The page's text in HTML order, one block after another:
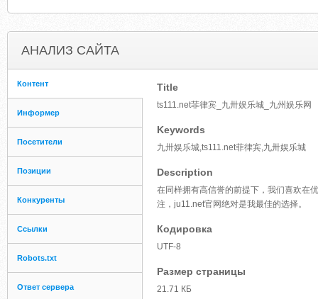
АНАЛИЗ САЙТА
Контент
Информер
Посетители
Позиции
Конкуренты
Ссылки
Robots.txt
Ответ сервера
Title
ts111.net菲律宾_九卅娱乐城_九州娱乐网
Keywords
九卅娱乐城,ts111.net菲律宾,九卅娱乐城
Description
在同样拥有高信誉的前提下，我们喜欢在
注，ju11.net官网绝对是我最佳的选择。
Кодировка
UTF-8
Размер страницы
21.71 КБ